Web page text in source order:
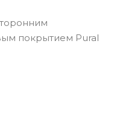
покрытием Pural